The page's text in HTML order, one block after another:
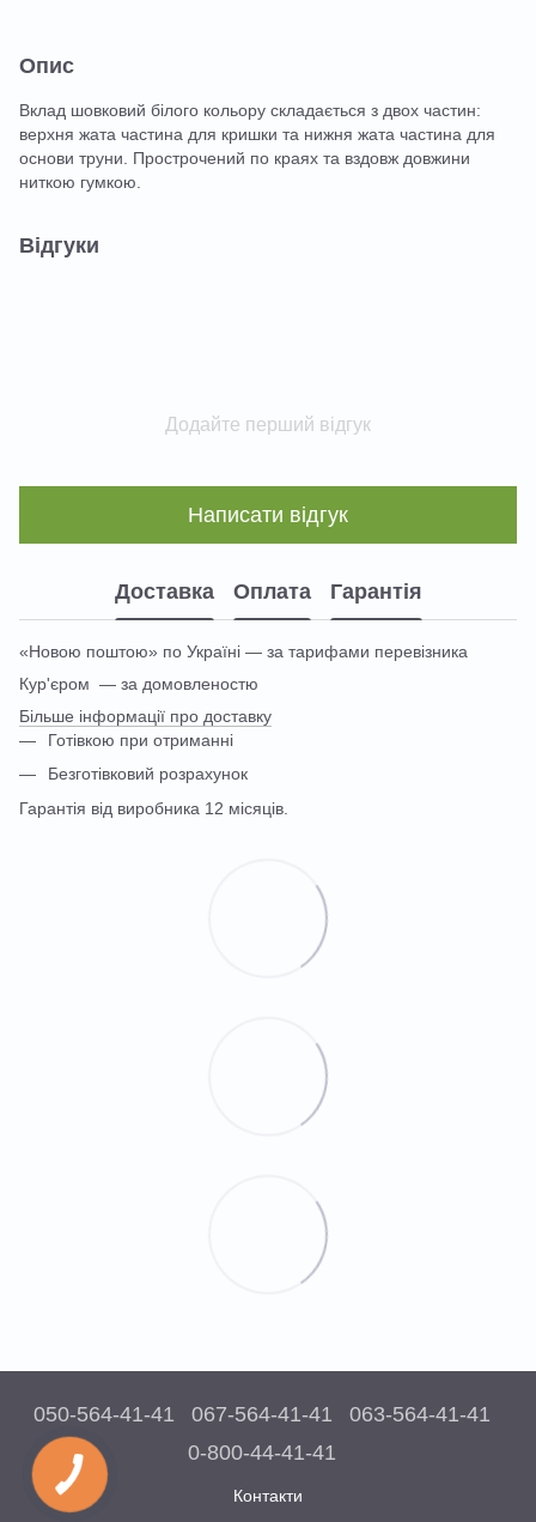
Опис
Вклад шовковий білого кольору складається з двох частин:
верхня жата частина для кришки та нижня жата частина для
основи труни. Прострочений по краях та вздовж довжини
ниткою гумкою.
Відгуки
Додайте перший відгук
Написати відгук
Доставка Оплата Гарантія
«Новою поштою» по Україні — за тарифами перевізника
Кур'єром — за домовленостю
Більше інформації про доставку
Готівкою при отриманні
Безготівковий розрахунок
Гарантія від виробника 12 місяців.
050-564-41-41 067-564-41-41
063-564-41-41
0-800-44-41-41
Контакти